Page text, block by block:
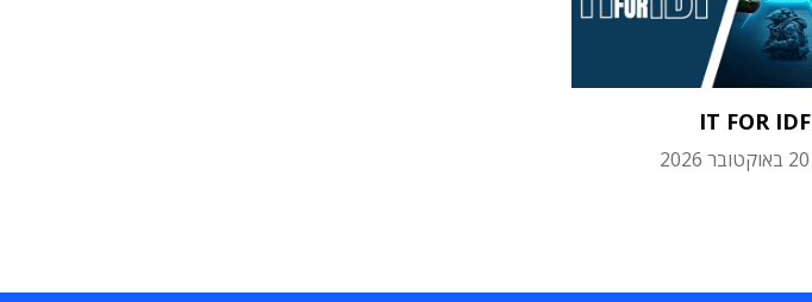
IT FOR